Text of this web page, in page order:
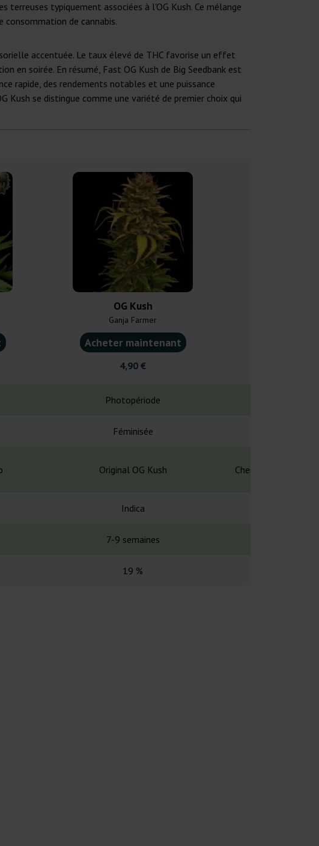
typiquement associées à l'OG Kush. Ce mélange
consommation de cannabis.
accentuée. Le taux élevé de THC favorise un effet
en soirée. En résumé, Fast OG Kush de Big Seedbank est
rapide, des rendements notables et une puissance
se distingue comme une variété de premier choix qui
OG Kush
Ganja Farmer
Acheter maintenant
4,90 €
Photopériode
Féminisée
Original OG Kush Chemdawg x
Indica
7-9 semaines
19 %